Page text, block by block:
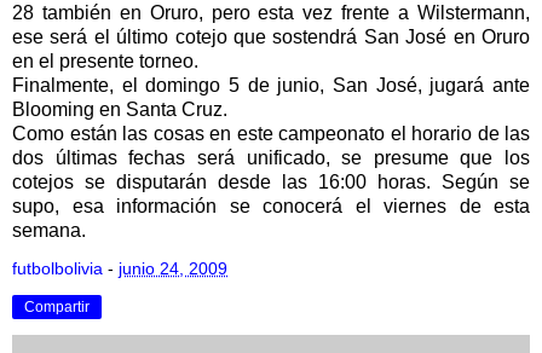
28 también en Oruro, pero esta vez frente a Wilstermann,
ese será el último cotejo que sostendrá San José en Oruro
en el presente torneo.
Finalmente, el domingo 5 de junio, San José, jugará ante
Blooming en Santa Cruz.
Como están las cosas en este campeonato el horario de las
dos últimas fechas será unificado, se presume que los
cotejos se disputarán desde las 16:00 horas. Según se
supo, esa información se conocerá el viernes de esta
semana.
futbolbolivia - junio 24, 2009
Compartir